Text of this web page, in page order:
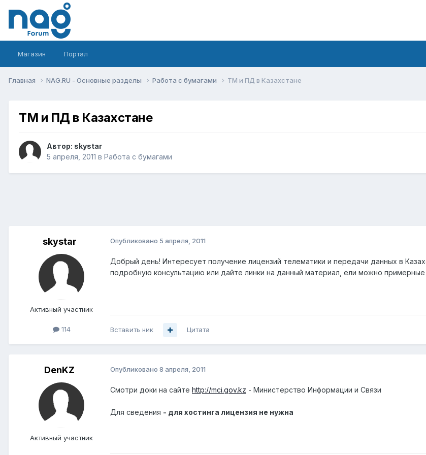
Магазин Портал
Главная NAG.RU - Основные разделы Работа с бумагами ТМ и ПД в Казахстане
ТМ и ПД в Казахстане
Автор: skystar
5 апреля, 2011 в Работа с бумагами
skystar
Активный участник
114
Опубликовано 5 апреля, 2011
Добрый день! Интересует получение лицензий телематики и передачи данных в
подробную консультацию или дайте линки на данный материал, ели можно
Вставить ник Цитата
DenKZ
Активный участник
Опубликовано 8 апреля, 2011
Смотри доки на сайте http://mci.gov.kz - Министерство Информации и Связи
Для сведения - для хостинга лицензия не нужна